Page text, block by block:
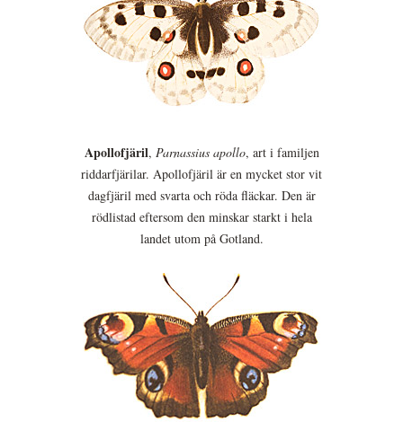
Apollofjäril, Parnassius apollo, art i familjen
riddarfjärilar. Apollofjäril är en mycket stor vit
dagfjäril med svarta och röda fläckar. Den är
rödlistad eftersom den minskar starkt i hela
landet utom på Gotland.